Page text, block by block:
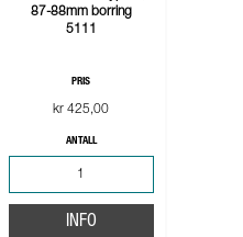
87-88mm borring
5111
PRIS
kr 425,00
ANTALL
INFO